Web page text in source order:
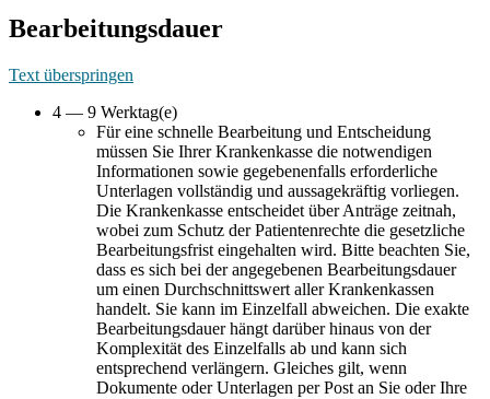
Bearbeitungsdauer
Text überspringen
4 — 9 Werktag(e)
Für eine schnelle Bearbeitung und Entscheidung
müssen Sie Ihrer Krankenkasse die notwendigen
Informationen sowie gegebenenfalls erforderliche
Unterlagen vollständig und aussagekräftig vorliegen.
Die Krankenkasse entscheidet über Anträge zeitnah,
wobei zum Schutz der Patientenrechte die gesetzliche
Bearbeitungsfrist eingehalten wird. Bitte beachten Sie,
dass es sich bei der angegebenen Bearbeitungsdauer
um einen Durchschnittswert aller Krankenkassen
handelt. Sie kann im Einzelfall abweichen. Die exakte
Bearbeitungsdauer hängt darüber hinaus von der
Komplexität des Einzelfalls ab und kann sich
entsprechend verlängern. Gleiches gilt, wenn
Dokumente oder Unterlagen per Post an Sie oder Ihre